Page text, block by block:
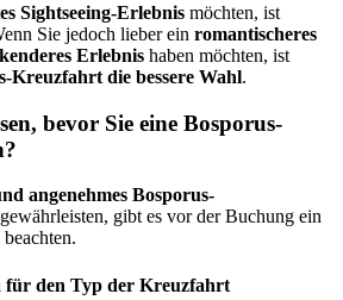
Sightseeing-Erlebnis möchten, ist
Sie jedoch lieber ein romantischeres
Erlebnis haben möchten, ist
Kreuzfahrt die bessere Wahl.
bevor Sie eine Bosporus-
angenehmes Bosporus-
gibt es vor der Buchung ein
für den Typ der Kreuzfahrt